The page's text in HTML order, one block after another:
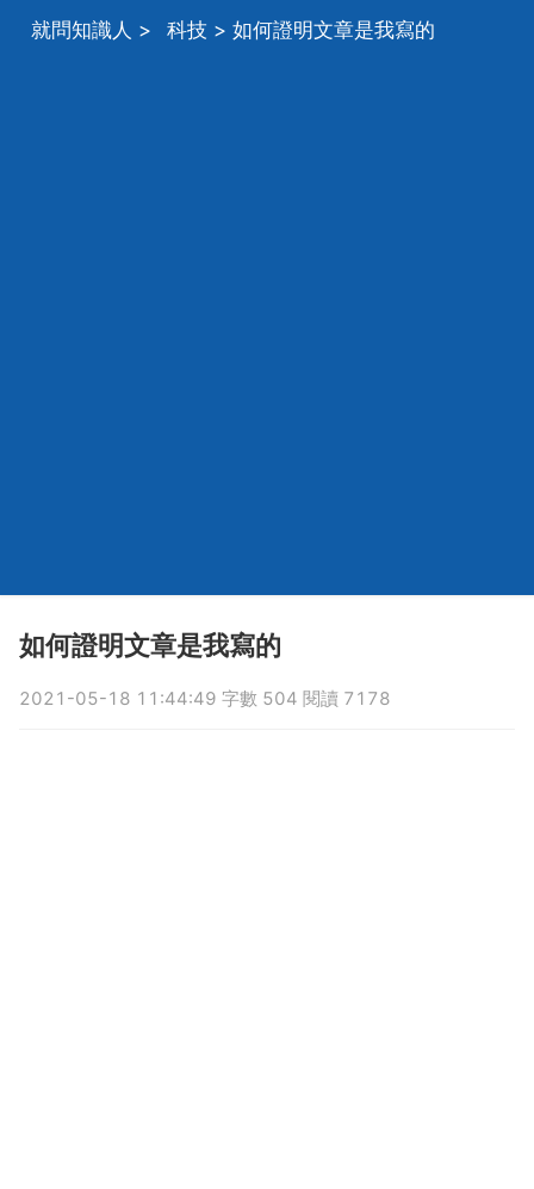
就問知識人 > 科技 > 如何證明文章是我寫的
如何證明文章是我寫的
2021-05-18 11:44:49 字數 504 閱讀 7178